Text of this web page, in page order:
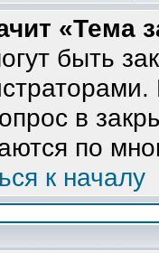
«Тема
быть
в
по
к началу